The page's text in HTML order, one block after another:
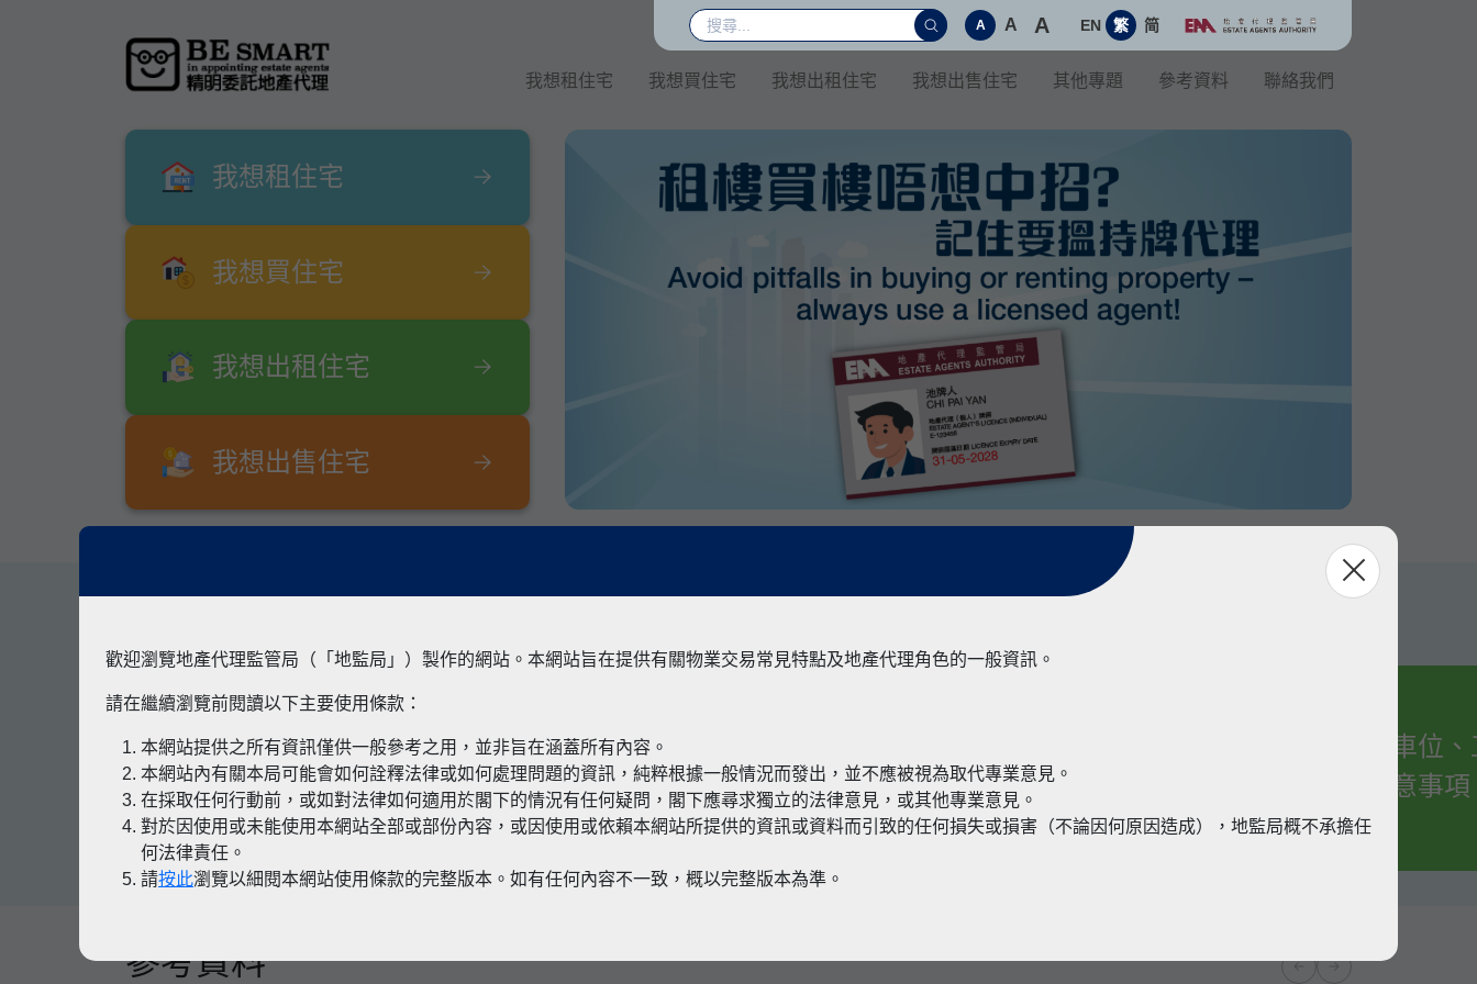
A A A EN 繁 简
我想租住宅 我想買住宅 我想出租住宅 我想出售住宅 其他專題 參考資料 聯絡我們
我想租住宅
我想買住宅
我想出租住宅
我想出售住宅
有關凶宅 有關境外物業
有關車位
的注意事項
參考資料
歡迎瀏覽地產代理監管局（「地監局」）製作的網站。本網站旨在提供有關物業交易常見特點及地產代理角色的一般資訊。
請在繼續瀏覽前閱讀以下主要使用條款：
本網站提供之所有資訊僅供一般參考之用，並非旨在涵蓋所有內容。
本網站內有關本局可能會如何詮釋法律或如何處理問題的資訊，純粹根據一般情況而發出，並不應被視為取代專業意見。
在採取任何行動前，或如對法律如何適用於閣下的情況有任何疑問，閣下應尋求獨立的法律意見，或其他專業意見。
對於因使用或未能使用本網站全部或部份內容，或因使用或依賴本網站所提供的資訊或資料而引致的任何損失或損害（不論因何原因造成），地監局概不承擔任
何法律責任。
請按此瀏覽以細閱本網站使用條款的完整版本。如有任何內容不一致，概以完整版本為準。